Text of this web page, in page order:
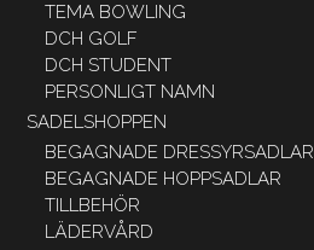
TEMA BOWLING
DCH GOLF
DCH STUDENT
PERSONLIGT NAMN
SADELSHOPPEN
BEGAGNADE DRESSYRSADLAR
BEGAGNADE HOPPSADLAR
TILLBEHÖR
LÄDERVÅRD